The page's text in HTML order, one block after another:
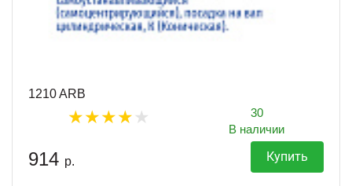
1210 ARB
30
В наличии
914 р. Купить